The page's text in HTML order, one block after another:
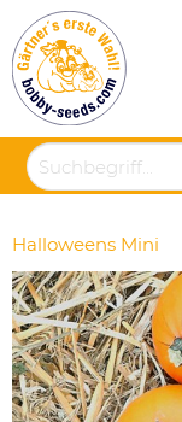
Halloweens Mini